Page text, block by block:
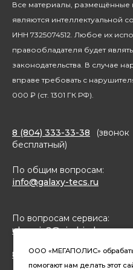
Посуда
Благотворительность
Все материалы, размещённые
являются интеллектуальной
ИНН 7325074512. Любое их
правообладателя будет
законодательства. В случае
вправе требовать с
000 ₽ (ст. 1301 ГК РФ).
8 (804) 333-33-38
(звонок
бесплатный)
По общим вопросам:
info@galaxy-tecs.ru
По вопросам сервиса:
ulservis2@simbirsk-
8(962)633-02-15 (чат в
ООО «МЕГАПОЛИС»
помогают нам делать этот